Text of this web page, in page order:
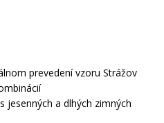
prevedení vzoru Strážov
jesenných a dlhých zimných